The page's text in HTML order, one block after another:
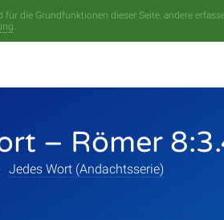
die Grundfunktionen dieser Seite, andere
.
– Römer
Jedes Wort (Andachtsserie)